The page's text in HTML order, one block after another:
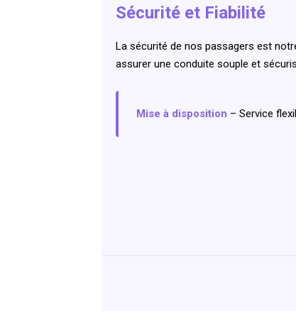
Sécurité et Fiabilité
La sécurité de nos passagers est
assurer une conduite souple et
Mise à disposition – Service